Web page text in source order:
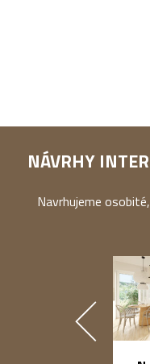
NÁVRHY
Navrhujeme